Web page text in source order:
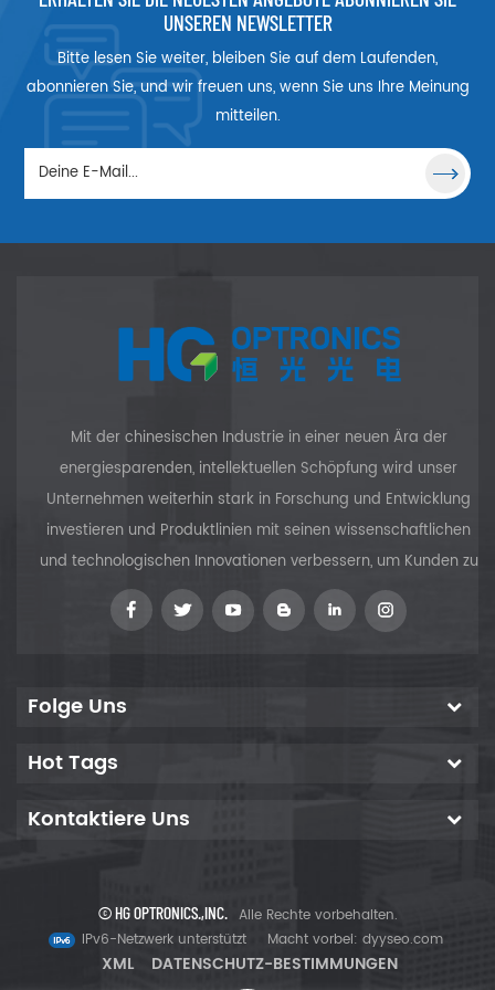
höheren Absorptions- und
Emissionseigenschaften als
bei Nd:YAG-Kristallen. Der von
Laserdioden gepumpte
Nd:YVO4-Kristall wurde mit
Kristallen mit hohem NLO-
Koeffizienten (LBO, BBO oder
KTP) kombiniert, um die
weitesten verbreiteten
Anwendungen von Lasern
abdecken kann, einschließlich
Spektroskopie,
Waferinspektion,
Lichtanzeigen, medizinische
Diagnostik, Laserdruck und
Datenspeicherung usw. Es
UNSEREN NEWSLETTER
Bitte lesen Sie weiter, bleiben Sie auf dem Laufenden,
abonnieren Sie, und wir freuen uns, wenn Sie uns Ihre Meinung
mitteilen.
Mit der chinesischen Industrie in einer neuen Ära der
energiesparenden, intellektuellen Schöpfung wird unser
Unternehmen weiterhin stark in Forschung und Entwicklung
investieren und Produktlinien mit seinen wissenschaftlichen
und technologischen Innovationen verbessern, um Kunden zu
versorgen
Folge Uns
Hot Tags
Kontaktiere Uns
© HG OPTRONICS.,INC. Alle Rechte vorbehalten.
IPv6-Netzwerk unterstützt
Macht vorbei: dyyseo.com
XML DATENSCHUTZ-BESTIMMUNGEN